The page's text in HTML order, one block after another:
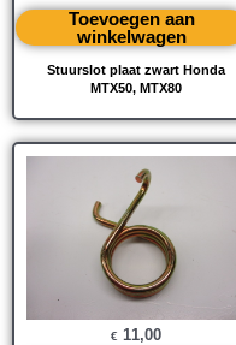
Stuurslot plaat zwart Honda
MTX50, MTX80
Toevoegen aan
winkelwagen
€ 11,00